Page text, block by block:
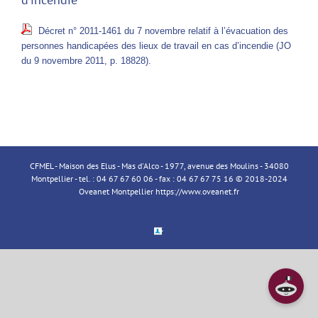
Décret n° 2011-1461 du 7 novembre relatif à l’évacuation des
personnes handicapées des lieux de travail en cas d’incendie (JO
du 9 novembre 2011, p. 18828).
CFMEL - Maison des Elus - Mas d'Alco - 1977, avenue des Moulins - 34080
Montpellier - tel. : 04 67 67 60 06 - fax : 04 67 67 75 16 © 2018-2024
Oveanet Montpellier https://www.oveanet.fr
Espace